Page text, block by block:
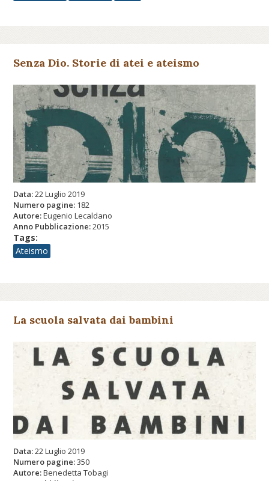
Senza Dio. Storie di atei e ateismo
Data:22 Luglio 2019
Numero pagine: 182
Autore:Eugenio Lecaldano
Anno Pubblicazione:2015
Tags:
Ateismo
La scuola salvata dai bambini
Data:22 Luglio 2019
Numero pagine:350
Autore:Benedetta Tobagi